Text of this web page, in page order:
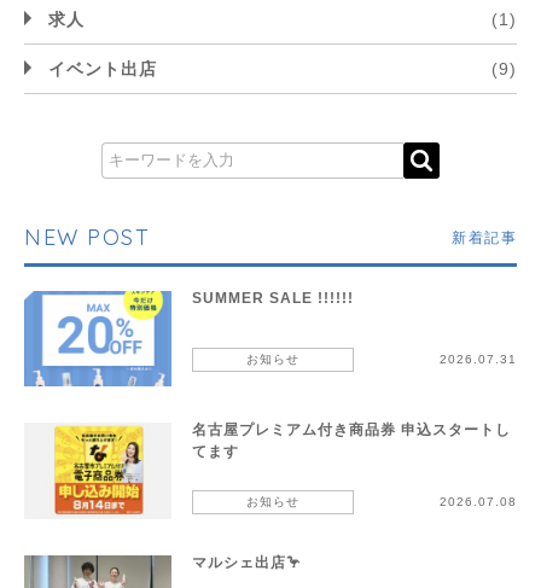
求人 (1)
イベント出店 (9)
NEW POST 新着記事
SUMMER SALE !!!!!!
お知らせ 2026.07.31
名古屋プレミアム付き商品券 申込スタートし
てます
お知らせ 2026.07.08
マルシェ出店🦩